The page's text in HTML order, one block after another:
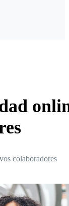
colaboradores